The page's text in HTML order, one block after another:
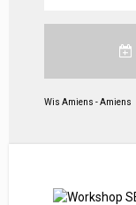
Wis Amiens - Amiens